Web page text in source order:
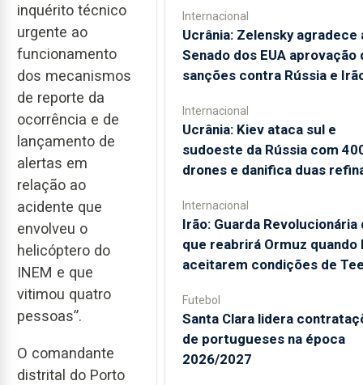
inquérito técnico
urgente ao
funcionamento
dos mecanismos
de reporte da
ocorrência e de
lançamento de
alertas em
relação ao
acidente que
envolveu o
helicóptero do
INEM e que
vitimou quatro
pessoas”.
O comandante
distrital do Porto
Internacional
Ucrânia: Zelensky agradece
Senado dos EUA aprovação
sanções contra Rússia e
Internacional
Ucrânia: Kiev ataca sul e
sudoeste da Rússia com
drones e danifica duas
Internacional
Irão: Guarda Revolucionária
que reabrirá Ormuz quando
aceitarem condições de
Futebol
Santa Clara lidera
de portugueses na época
2026/2027